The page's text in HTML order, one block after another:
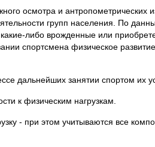
осмотра и антропометрических
групп населения. По
либо врожденные или
спортсмена физическое
дальнейших занятии спортом их
к физическим нагрузкам.
- при этом учитываются все